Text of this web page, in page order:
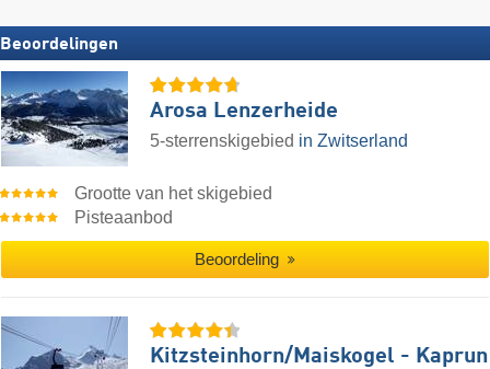
Beoordelingen
Arosa Lenzerheide
5-sterrenskigebied in Zwitserland
Grootte van het skigebied
Pisteaanbod
Beoordeling
Kitzsteinhorn/​Maiskogel - Kaprun